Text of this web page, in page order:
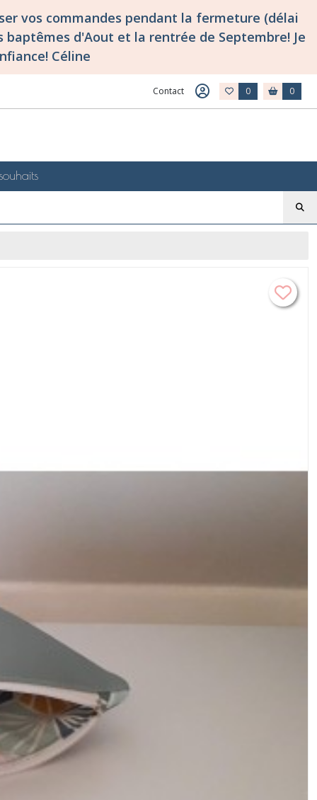
vos commandes pendant la fermeture (délai
d'Aout et la rentrée de Septembre! Je
Céline
Contact 0 0